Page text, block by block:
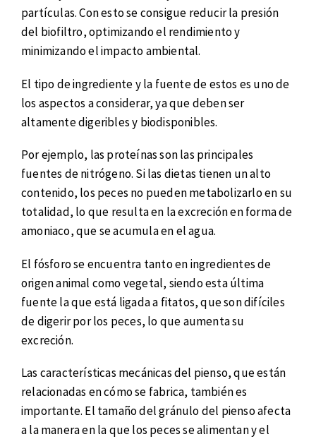
partículas. Con esto se consigue reducir la presión
del biofiltro, optimizando el rendimiento y
minimizando el impacto ambiental.
El tipo de ingrediente y la fuente de estos es uno de
los aspectos a considerar, ya que deben ser
altamente digeribles y biodisponibles.
Por ejemplo, las proteínas son las principales
fuentes de nitrógeno. Si las dietas tienen un alto
contenido, los peces no pueden metabolizarlo en su
totalidad, lo que resulta en la excreción en forma de
amoniaco, que se acumula en el agua.
El fósforo se encuentra tanto en ingredientes de
origen animal como vegetal, siendo esta última
fuente la que está ligada a fitatos, que son difíciles
de digerir por los peces, lo que aumenta su
excreción.
Las características mecánicas del pienso, que están
relacionadas en cómo se fabrica, también es
importante. El tamaño del gránulo del pienso afecta
a la manera en la que los peces se alimentan y el